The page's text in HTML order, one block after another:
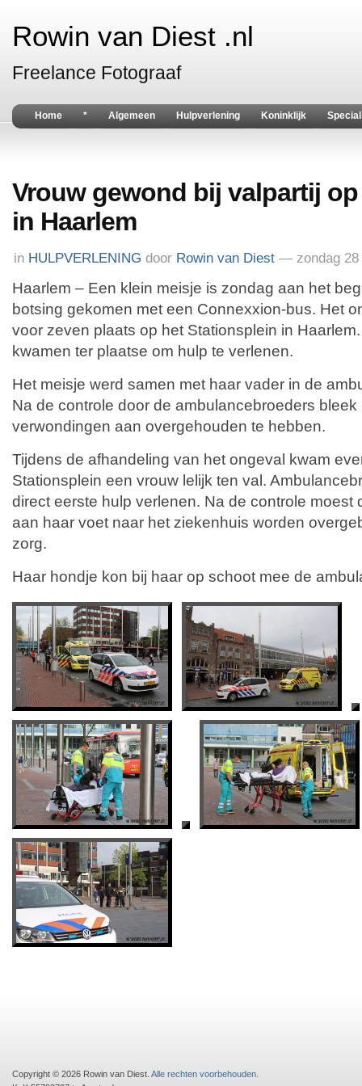
Rowin van Diest .nl
Freelance Fotograaf
Home * Algemeen Hulpverlening Koninklijk
Vrouw gewond bij valpartij
in Haarlem
in HULPVERLENING door Rowin van Diest — zondag 28
Haarlem – Een klein meisje is zondag aan het
botsing gekomen met een Connexxion-bus. Het
voor zeven plaats op het Stationsplein in
kwamen ter plaatse om hulp te verlenen.
Het meisje werd samen met haar vader in de
Na de controle door de ambulancebroeders
verwondingen aan overgehouden te hebben.
Tijdens de afhandeling van het ongeval kwam
Stationsplein een vrouw lelijk ten val.
direct eerste hulp verlenen. Na de controle moest
aan haar voet naar het ziekenhuis worden
zorg.
Haar hondje kon bij haar op schoot mee de
Copyright © 2026 Rowin van Diest. Alle rechten voorbehouden